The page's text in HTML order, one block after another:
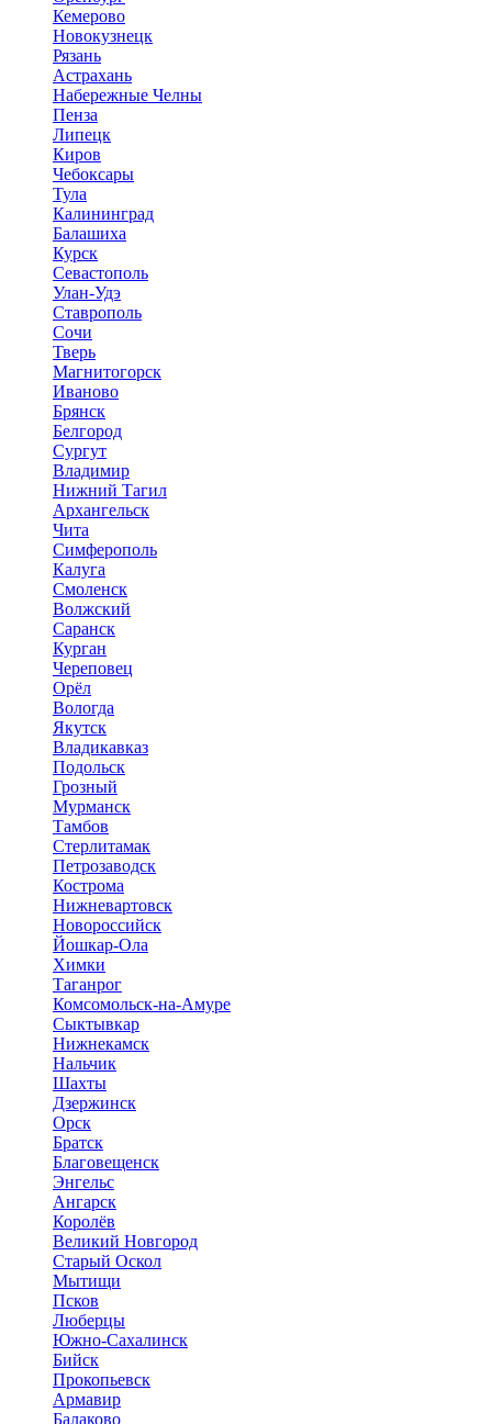
Кемерово
Новокузнецк
Рязань
Астрахань
Набережные Челны
Пенза
Липецк
Киров
Чебоксары
Тула
Калининград
Балашиха
Курск
Севастополь
Улан-Удэ
Ставрополь
Сочи
Тверь
Магнитогорск
Иваново
Брянск
Белгород
Сургут
Владимир
Нижний Тагил
Архангельск
Чита
Симферополь
Калуга
Смоленск
Волжский
Саранск
Курган
Череповец
Орёл
Вологда
Якутск
Владикавказ
Подольск
Грозный
Мурманск
Тамбов
Стерлитамак
Петрозаводск
Кострома
Нижневартовск
Новороссийск
Йошкар-Ола
Химки
Таганрог
Комсомольск-на-Амуре
Сыктывкар
Нижнекамск
Нальчик
Шахты
Дзержинск
Орск
Братск
Благовещенск
Энгельс
Ангарск
Королёв
Великий Новгород
Старый Оскол
Мытищи
Псков
Люберцы
Южно-Сахалинск
Бийск
Прокопьевск
Армавир
Балаково